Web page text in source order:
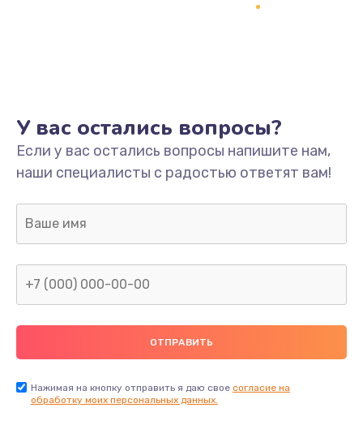
У вас остались вопросы?
Если у вас остались вопросы напишите нам,
наши специалисты с радостью ответят вам!
Нажимая на кнопку отправить я даю свое согласие на
обработку моих персональных данных.